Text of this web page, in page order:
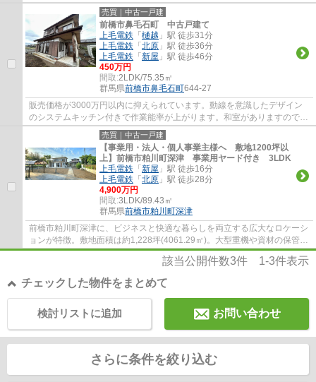
107.04平米程の建物面積でスペースも十分。不...
売買｜中古一戸建
前橋市鼻毛石町 中古戸建て
上毛電鉄 「 樋越 」駅 徒歩31分
上毛電鉄 「 北原 」駅 徒歩36分
上毛電鉄 「 新屋 」駅 徒歩46分
450万円
間取:2LDK/75.35㎡
群馬県前橋市鼻毛石町644-27
販売価格が3000万円以内に抑えられています。動線を意識したデザイン
のシステムキッチン付きで作業能率が上がります。和室がありますので、
食事とお茶の雰囲気を変えることができます...
売買｜中古一戸建
【事業用・法人・個人事業主様へ 敷地1200坪以
上】前橋市粕川町深津 事業用ヤード付き 3LDK
上毛電鉄 「 新屋 」駅 徒歩16分
上毛電鉄 「 北原 」駅 徒歩28分
4,900万円
間取:3LDK/89.43㎡
群馬県前橋市粕川町深津
前橋市粕川町深津に、ビジネスと快適な暮らしを両立する広大なロケーシ
ョンが特徴。敷地面積は約1,228坪(4061.29㎡)。大型重機や資材の保管、
ネット通販の発送拠点など、多目的に使え...
該当公開件数3件 1-3件表示
チェックした物件をまとめて
お問い合わせ
検討リストに追加
さらに条件を絞り込む